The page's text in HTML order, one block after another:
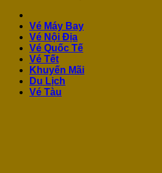
Vé Máy Bay
Vé Nội Địa
Vé Quốc Tế
Vé Tết
Khuyến Mãi
Du Lịch
Vé Tàu